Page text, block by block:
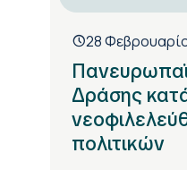
28
Δράσης
πολιτικών